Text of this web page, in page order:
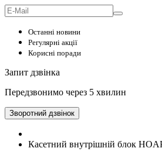
Останні новини
Регулярні акції
Корисні поради
Запит дзвінка
Передзвонимо через 5 хвилин
Зворотний дзвінок
Касетний внутрішній блок